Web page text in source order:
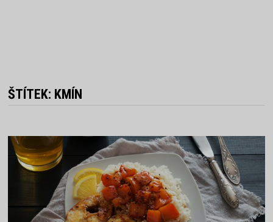
ŠTÍTEK: KMÍN